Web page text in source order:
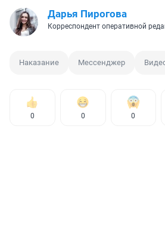
Дарья Пирогова
Корреспондент оперативной
Наказание Мессенджер
0 0 0